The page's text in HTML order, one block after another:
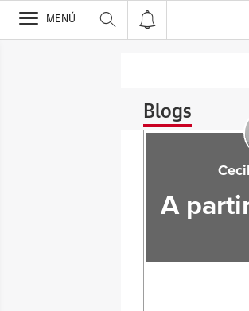
>
MENÚ
Blogs
A